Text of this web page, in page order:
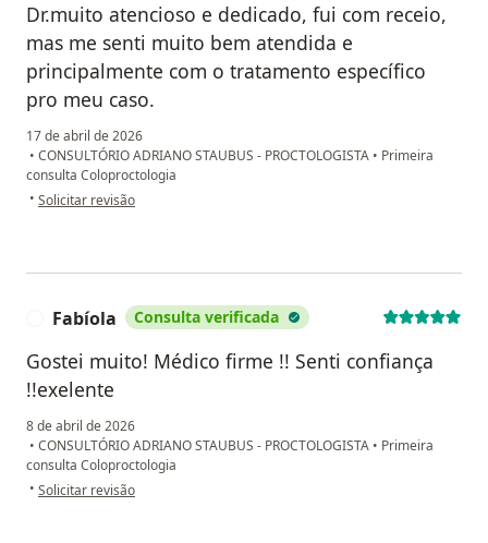
Dr.muito atencioso e dedicado, fui com receio,
mas me senti muito bem atendida e
principalmente com o tratamento específico
pro meu caso.
17 de abril de 2026
• CONSULTÓRIO ADRIANO STAUBUS - PROCTOLOGISTA • Primeira
consulta Coloproctologia
• na opinião do utilizador Patrícia
Solicitar revisão
Fabíola Consulta verificada
Gostei muito! Médico firme !! Senti confiança
!!exelente
8 de abril de 2026
• CONSULTÓRIO ADRIANO STAUBUS - PROCTOLOGISTA • Primeira
consulta Coloproctologia
• na opinião do utilizador Fabíola
Solicitar revisão